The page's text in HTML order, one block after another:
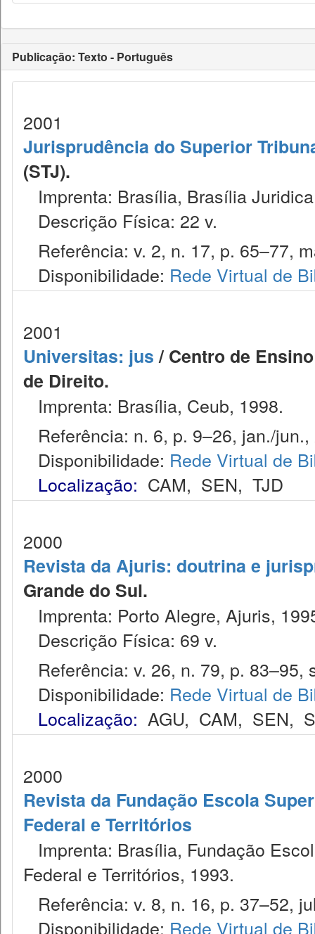
Publicação: Texto - Português
2001
Jurisprudência do Superior
(STJ).
Imprenta: Brasília, Brasília
Descrição Física: 22 v.
Referência: v. 2, n. 17, p. 65–77,
Disponibilidade: Rede Virtual de
2001
Universitas: jus/ Centro de
de Direito.
Imprenta: Brasília, Ceub, 1998.
Referência: n. 6, p. 9–26, jan./jun.,
Disponibilidade: Rede Virtual de
Localização: CAM, SEN, TJD
2000
Revista da Ajuris: doutrina e
Grande do Sul.
Imprenta: Porto Alegre, Ajuris,
Descrição Física: 69 v.
Referência: v. 26, n. 79, p. 83–95,
Disponibilidade: Rede Virtual de
Localização: AGU, CAM, SEN,
2000
Revista da Fundação Escola
Federal e Territórios
Imprenta: Brasília, Fundação
Federal e Territórios, 1993.
Referência: v. 8, n. 16, p. 37–52,
Disponibilidade: Rede Virtual de